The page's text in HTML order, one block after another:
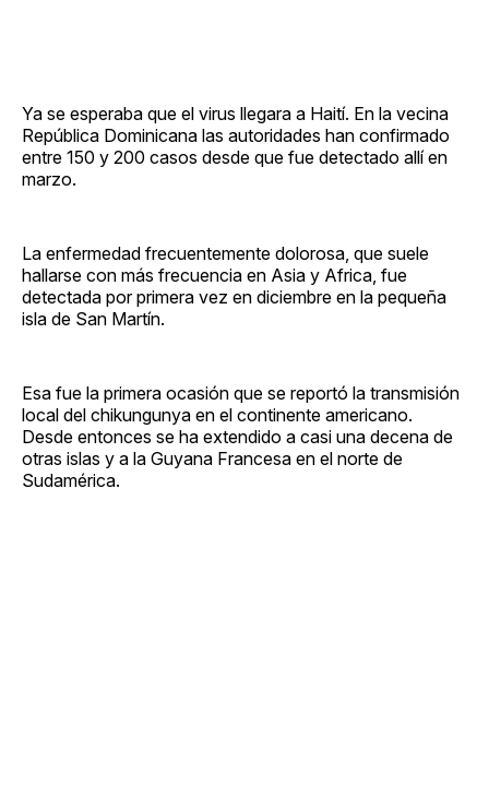
Ya se esperaba que el virus llegara a Haití. En la vecina
República Dominicana las autoridades han confirmado
entre 150 y 200 casos desde que fue detectado allí en
marzo.
La enfermedad frecuentemente dolorosa, que suele
hallarse con más frecuencia en Asia y Africa, fue
detectada por primera vez en diciembre en la pequeña
isla de San Martín.
Esa fue la primera ocasión que se reportó la transmisión
local del chikungunya en el continente americano.
Desde entonces se ha extendido a casi una decena de
otras islas y a la Guyana Francesa en el norte de
Sudamérica.